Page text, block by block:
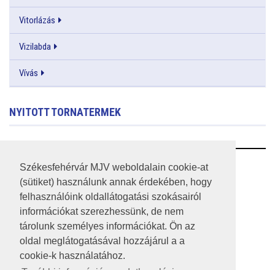
Székesfehérvár MJV weboldalain cookie-at
(sütiket) használunk annak érdekében, hogy
felhasználóink oldallátogatási szokásairól
információkat szerezhessünk, de nem
tárolunk személyes információkat. Ön az
oldal meglátogatásával hozzájárul a a
cookie-k használatához.
Vitorlázás
Vizilabda
Vívás
NYITOTT TORNATERMEK
RSS
A HONLAP 2017.03.31-I ÁLLAPOTA
JOGI NYILATKOZAT
IMPRESSZUM